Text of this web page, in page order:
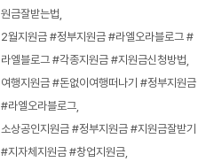
원금잘받는법
2월지원금 #정부지원금 #라엘오라블로그 #
라엘블로그 #각종지원금 #지원금신청방법
여행지원금 #돈없이여행떠나기 #정부지원금
#라엘오라블로그
소상공인지원금 #정부지원금 #지원금잘받기
#지자체지원금 #창업지원금